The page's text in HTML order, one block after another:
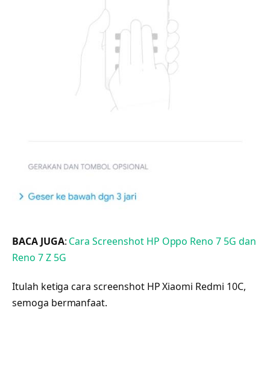
BACA JUGA: Cara Screenshot HP Oppo Reno 7 5G dan
Reno 7 Z 5G
Itulah ketiga cara screenshot HP Xiaomi Redmi 10C,
semoga bermanfaat.